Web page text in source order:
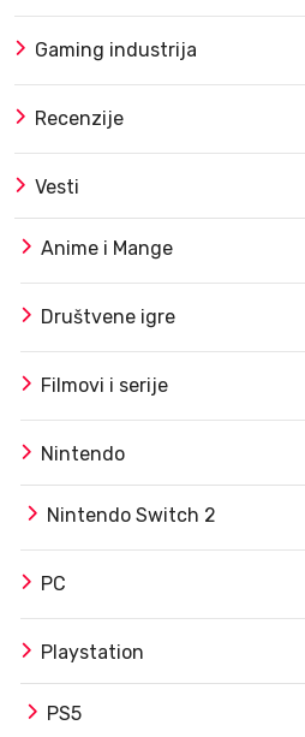
Gaming industrija
Recenzije
Vesti
Anime i Mange
Društvene igre
Filmovi i serije
Nintendo
Nintendo Switch 2
PC
Playstation
PS5